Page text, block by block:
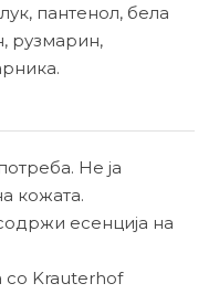
пантенол, бела
рузмарин,
Не ја
кожата.
есенција на
Krauterhof